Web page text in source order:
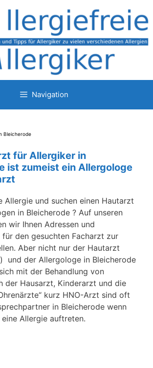
Navigation
Bleicherode
für Allergiker in
ist zumeist ein Allergologe
Allergie und suchen einen Hautarzt
in Bleicherode ? Auf unseren
wir Ihnen Adressen und
den gesuchten Facharzt zur
Aber nicht nur der Hautarzt
und der Allergologe in Bleicherode
mit der Behandlung von
der Hausarzt, Kinderarzt und die
kurz HNO-Arzt sind oft
in Bleicherode wenn
Allergie auftreten.